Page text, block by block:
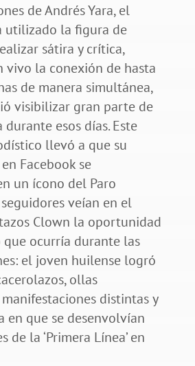
de Andrés Yara, el
utilizado la figura de
sátira y crítica,
vivo la conexión de hasta
de manera simultánea,
visibilizar gran parte de
esos días. Este
llevó a que su
Facebook se
un ícono del Paro
veían en el
Clown la oportunidad
ocurría durante las
el joven huilense logró
ollas
distintas y
en que se desenvolvían
de la ‘Primera Línea’ en